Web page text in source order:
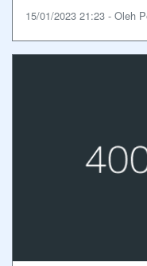
15/01/2023 21:23 - Oleh